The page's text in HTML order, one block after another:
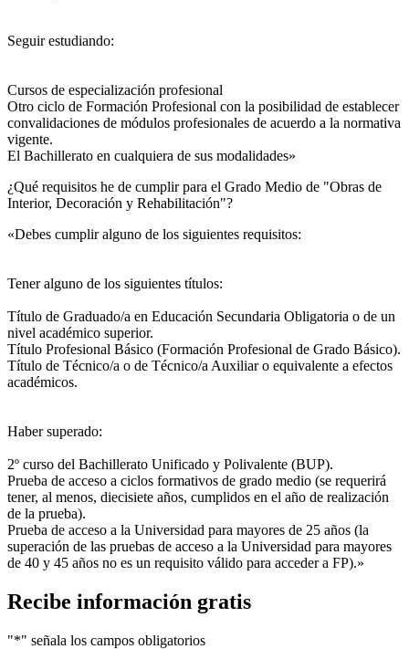
Seguir estudiando:
Cursos de especialización profesional
Otro ciclo de Formación Profesional con la posibilidad de establecer
convalidaciones de módulos profesionales de acuerdo a la normativa
vigente.
El Bachillerato en cualquiera de sus modalidades»
¿Qué requisitos he de cumplir para el Grado Medio de "Obras de
Interior, Decoración y Rehabilitación"?
«Debes cumplir alguno de los siguientes requisitos:
Tener alguno de los siguientes títulos:
Título de Graduado/a en Educación Secundaria Obligatoria o de un
nivel académico superior.
Título Profesional Básico (Formación Profesional de Grado Básico).
Título de Técnico/a o de Técnico/a Auxiliar o equivalente a efectos
académicos.
Haber superado:
2º curso del Bachillerato Unificado y Polivalente (BUP).
Prueba de acceso a ciclos formativos de grado medio (se requerirá
tener, al menos, diecisiete años, cumplidos en el año de realización
de la prueba).
Prueba de acceso a la Universidad para mayores de 25 años (la
superación de las pruebas de acceso a la Universidad para mayores
de 40 y 45 años no es un requisito válido para acceder a FP).»
Recibe información gratis
"*" señala los campos obligatorios